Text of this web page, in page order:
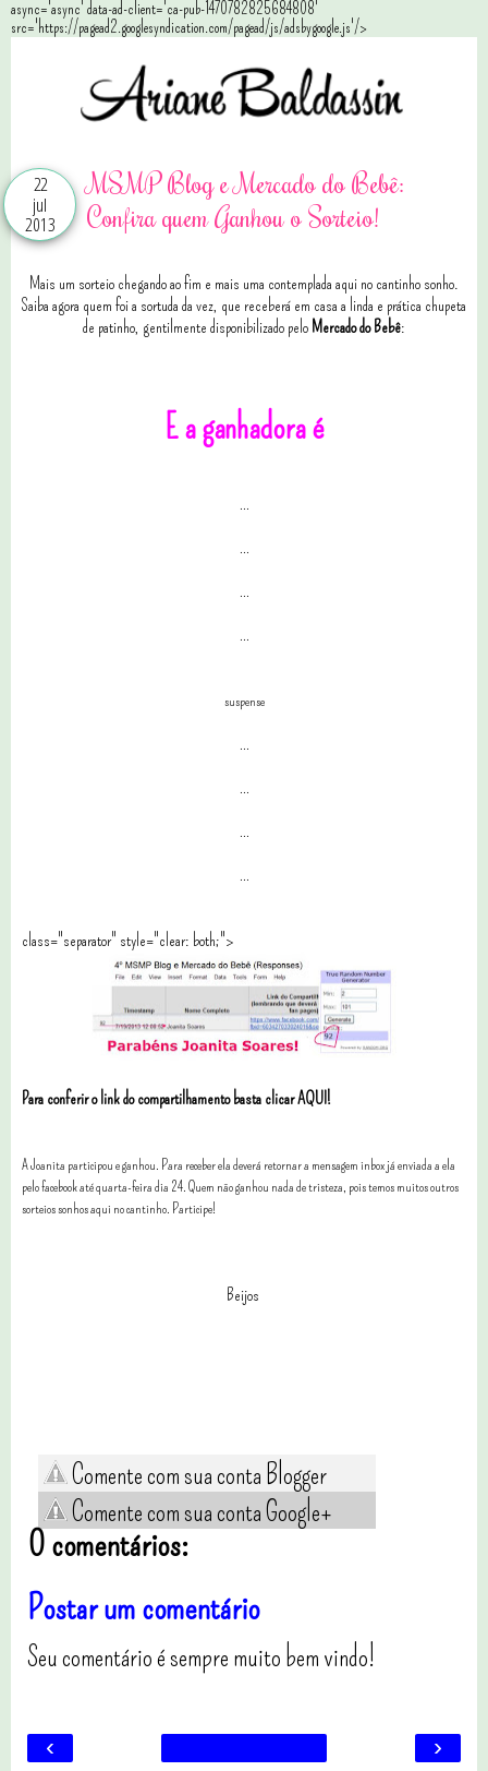
async='async' data-ad-client='ca-pub-1470782825684808'
src='https://pagead2.googlesyndication.com/pagead/js/adsbygoogle.js'/>
22
jul
2013
MSMP Blog e Mercado do Bebê:
Confira quem Ganhou o Sorteio!
Mais um sorteio chegando ao fim e mais uma contemplada aqui no cantinho sonho.
Saiba agora quem foi a sortuda da vez, que receberá em casa a linda e prática chupeta
de patinho, gentilmente disponibilizado pelo Mercado do Bebê:
E a ganhadora é
...
...
...
...
suspense
...
...
...
...
class="separator" style="clear: both;">
Para conferir o link do compartilhamento basta clicar AQUI!
A Joanita participou e ganhou. Para receber ela deverá retornar a mensagem inbox já enviada a ela
pelo facebook até quarta-feira dia 24. Quem não ganhou nada de tristeza, pois temos muitos outros
sorteios sonhos aqui no cantinho. Participe!
Beijos
Comente com sua conta Blogger
Comente com sua conta Google+
0 comentários:
Postar um comentário
Seu comentário é sempre muito bem vindo!
‹ ›